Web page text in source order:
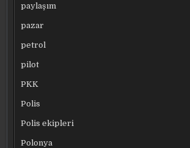
paylaşım
pazar
petrol
pilot
PKK
Polis
Polis ekipleri
Polonya